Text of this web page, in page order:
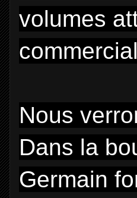
volumes
Nous
Dans la
Germain